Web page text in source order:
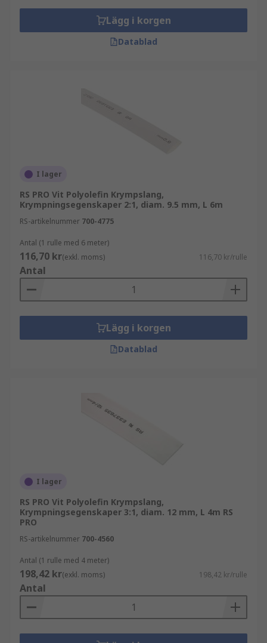
Lägg i korgen
Datablad
I lager
RS PRO Vit Polyolefin Krympslang,
Krympningsegenskaper 2:1, diam. 9.5 mm, L 6m
RS-artikelnummer 700-4775
Antal (1 rulle med 6 meter)
116,70 kr(exkl. moms) 116,70 kr/rulle
Antal
Lägg i korgen
Datablad
I lager
RS PRO Vit Polyolefin Krympslang,
Krympningsegenskaper 3:1, diam. 12 mm, L 4m RS
PRO
RS-artikelnummer 700-4560
Antal (1 rulle med 4 meter)
198,42 kr(exkl. moms) 198,42 kr/rulle
Antal